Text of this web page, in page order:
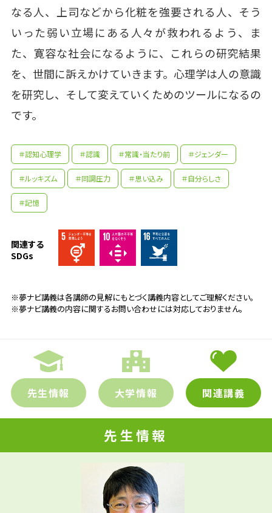
なる人、上司などから化粧を強要される人、そう
いった弱い立場にある人々が救われるよう、ま
た、寛容な社会になるように、これらの研究結果
を、世間に訴えかけていきます。心理学は人の意識
を研究し、そして変えていくためのツールになるの
です。
＃認知心理学 ＃認識 ＃常識・当たり前 ＃ジェンダー
＃ルッキズム ＃同調圧力 ＃思い込み ＃自分らしさ
＃記憶
関連する
SDGs
※夢ナビ講義は各講師の見解にもとづく講義内容としてご理解ください。
※夢ナビ講義の内容に関するお問い合わせには対応しておりません。
先生情報 大学情報 関連講義
先生情報
先生の学問へのきっかけは？